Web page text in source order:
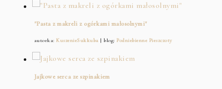
"Pasta z makreli z ogórkami małosolnymi"
autorka:KuszenieSukkuba | blog:Podniebienne Pieszczoty
Jajkowe serca ze szpinakiem